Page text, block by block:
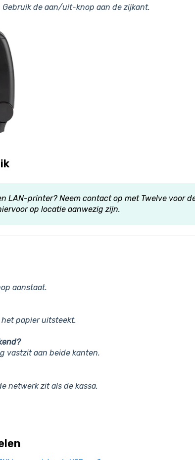
de aan/uit-knop aan de zijkant.
LAN-printer? Neem contact op met Twelve voor
op locatie aanwezig zijn.
aanstaat.
het papier uitsteekt.
vastzit aan beide kanten.
netwerk zit als de kassa.